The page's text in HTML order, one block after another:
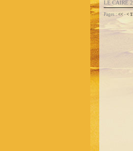
LE CAIRE
Pages : << - <